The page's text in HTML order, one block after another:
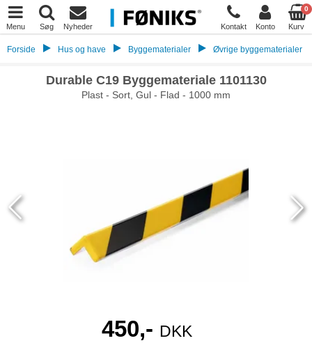
Menu Søg Nyheder Kontakt Konto
0
Kurv
Forside Hus og have Byggematerialer Øvrige byggematerialer
Durable C19 Byggemateriale 1101130
Plast - Sort, Gul - Flad - 1000 mm
450,- DKK